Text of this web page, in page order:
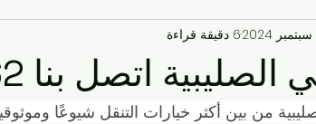
خدمات النقل في الكويت
في الكويت التنقل في الرميثية سيارات الأجرة
اتصل بنا 96630262
6 دقيقة قراءة
من بين أكثر خيارات التنقل شيوعًا